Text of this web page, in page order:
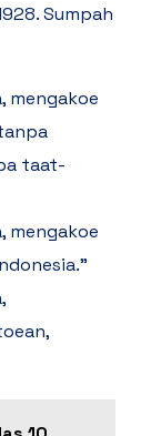
Sumpah
mengakoe
taat-
mengakoe